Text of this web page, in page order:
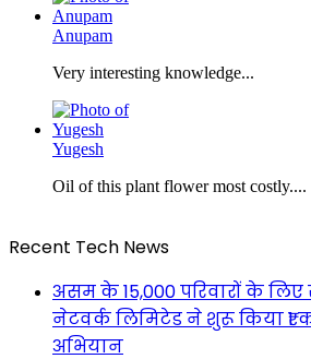
Anupam
Very interesting knowledge...
Yugesh
Oil of this plant flower most costly....
Recent Tech News
असम के 15,000 परिवारों के
नेटवर्क लिमिटेड ने शुरू किया ₹1
अभियान